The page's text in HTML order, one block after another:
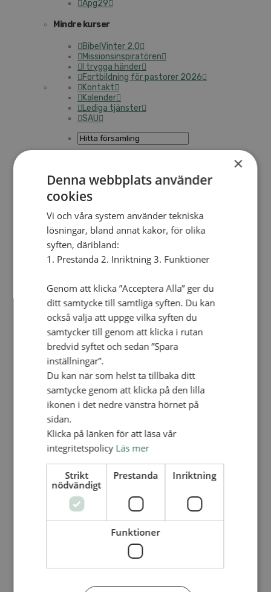
Apg29
Mindre kurser
BibelVinter 2.0
Missionsinspiratören
I trygga händer
Fortbildning för pastorer 2026
Kontakt
Kalender
Lediga tjänster
SAU
Ge en gåva
Månadens insamling
Gåvoshoppen
Starta en insamling
Högtidsgåvor och minnesgåvor
För företag
Stöd arbetet långsiktigt
Kyrkoavgiften
Månadsgivare
Församlingarnas insamlingsarbete
Ge för livet – församlingens insamling
Kontakt
Kalender
Lediga tjänster
SAU
GE EN GÅVA
OM OSS
OM ALLIANSMISSIONEN
Hitta församling
Vår tro och vårt uppdrag
Vår historia
Verksamhetsåret 2025
Årskonferensen
×
Denna webbplats använder
cookies
Vi och våra system använder tekniska
lösningar, bland annat kakor, för olika
syften, däribland:
1. Prestanda 2. Inriktning 3. Funktioner
Genom att klicka ”Acceptera Alla” ger du
ditt samtycke till samtliga syften. Du kan
också välja att uppge vilka syften du
samtycker till genom att klicka i rutan
bredvid syftet och sedan ”Spara
inställningar”.
Du kan när som helst ta tillbaka ditt
samtycke genom att klicka på den lilla
ikonen i det nedre vänstra hörnet på
sidan.
Klicka på länken för att läsa vår
integritetspolicy Läs mer
Strikt
nödvändigt
Prestanda Inriktning
Funktioner